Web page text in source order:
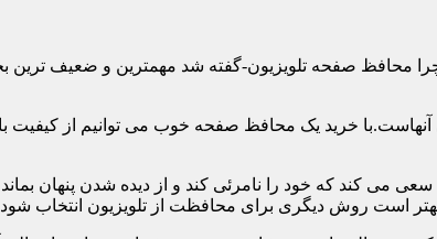
چرا محافظ صفحه تلویزیون-گفته شد مهمترین و ضعیف
خرید یک محافظ صفحه خوب می توانیم از کیفیت
کند که خود را نامرئی کند و از دیده شدن پنهان
است روش دیگری برای محافظت از تلویزیون انتخاب